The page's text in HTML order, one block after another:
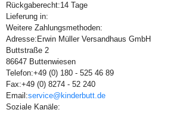
Rückgaberecht:14 Tage
Lieferung in:
Weitere Zahlungsmethoden:
Adresse: Erwin Müller Versandhaus GmbH
Buttstraße 2
86647 Buttenwiesen
Telefon:+49 (0) 180 - 525 46 89
Fax:+49 (0) 8274 - 52 240
Email:service@kinderbutt.de
Soziale Kanäle: